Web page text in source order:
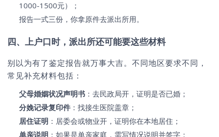
1000-1500元）；
报告一式三份，你拿原件去派出所用。
四、上户口时，派出所还可能要这些材料
别以为有了鉴定报告就万事大吉。不同地区要求不同，
常见补充材料包括：
父母婚姻状况声明书 ：去民政局开，证明是否已婚；
分娩记录复印件 ：找接生医院盖章；
居住证明 ：居委会或物业开，证明你在本地居住；
单亲说明 ：如果是单亲家庭，需写情况说明并签字；